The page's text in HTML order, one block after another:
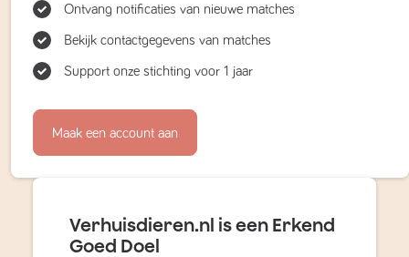
Ontvang notificaties van nieuwe matches
Bekijk contactgegevens van matches
Support onze stichting voor 1 jaar
Maak een account aan
Verhuisdieren.nl is een Erkend
Goed Doel